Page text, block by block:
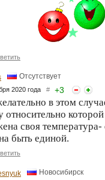
Отсутствует
2020 года # +3
в этом
относительно которой
своя температура-
быть единой.
Новосибирск